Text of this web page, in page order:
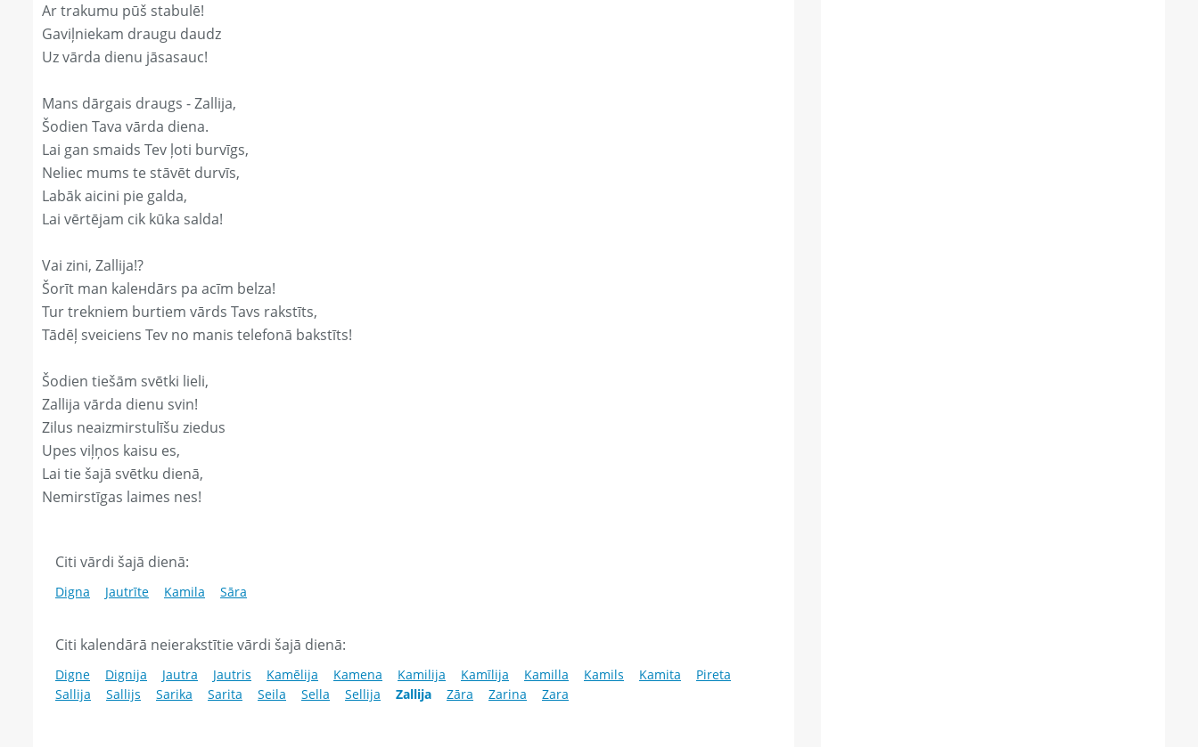
Ar trakumu pūš stabulē!
Gaviļniekam draugu daudz
Uz vārda dienu jāsasauc!
Mans dārgais draugs - Zallija,
Šodien Tava vārda diena.
Lai gan smaids Tev ļoti burvīgs,
Neliec mums te stāvēt durvīs,
Labāk aicini pie galda,
Lai vērtējam cik kūka salda!
Vai zini, Zallija!?
Šorīt man kaleнdārs pa acīm belza!
Tur trekniem burtiem vārds Tavs rakstīts,
Tādēļ sveiciens Tev no manis telefonā bakstīts!
Šodien tiešām svētki lieli,
Zallija vārda dienu svin!
Zilus neaizmirstulīšu ziedus
Upes viļņos kaisu es,
Lai tie šajā svētku dienā,
Nemirstīgas laimes nes!
Citi vārdi šajā dienā:
Digna Jautrīte Kamila Sāra
Citi kalendārā neierakstītie vārdi šajā dienā:
Digne Dignija Jautra Jautris Kamēlija Kamena Kamilija Kamīlija Kamilla Kamils Kamita
Pireta
Sallija
Sallijs Sarika Sarita Seila Sella Sellija Zallija Zāra Zarina Zara